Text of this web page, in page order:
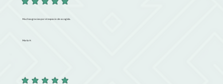
Muchas gracias por el espacio de acogida.
María H.